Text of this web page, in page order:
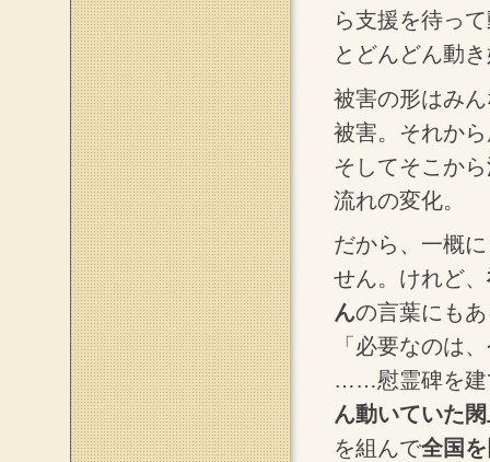
ら支援を待っ
とどんどん動
被害の形はみ
被害。それか
そしてそこか
流れの変化。
だから、一概
せん。けれど、
んの言葉にも
「必要なのは
……慰霊碑を建
ん動いていた
を組んで全国